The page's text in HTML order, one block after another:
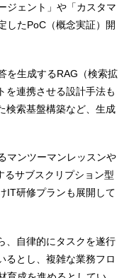
ジェント」や「カスタマ
したPoC（概念実証）開
を生成するRAG（検索拡
を連携させる設計手法も
検索基盤構築など、生成
マンツーマンレッスンや
るサブスクリプション型
IT研修プランも展開して
、自律的にタスクを遂行
るとし、複雑な業務フロ